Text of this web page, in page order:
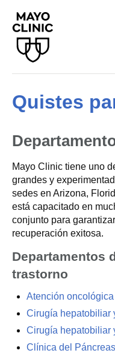
Quistes
Mayo Clinic tiene uno
grandes y
sedes en Arizona,
está capacitado en
conjunto para
recuperación exitosa.
Departamentos
trastorno
Atención
Cirugía hepatobiliar
Cirugía hepatobiliar
Clínica del Páncreas